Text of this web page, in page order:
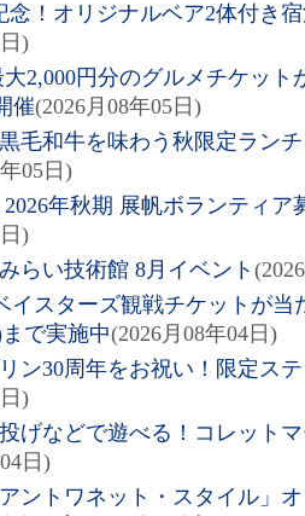
念！オリジナルベア2体付き
)
大2,000円分のグルメチケッ
催(2026月08年05日)
毛和牛を味わう秋限定ラン
05日)
年秋期 展帆ボランティア
)
らい技術館 8月イベント
イスターズ観戦チケットが
で実施中(2026月08年04日)
ン30周年をお祝い！限定ス
)
げなどで遊べる！コレット
日)
アントワネット・スタイル」